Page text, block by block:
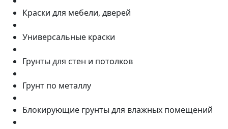
Краски для мебели, дверей
Универсальные краски
Грунты для стен и потолков
Грунт по металлу
Блокирующие грунты для влажных помещений